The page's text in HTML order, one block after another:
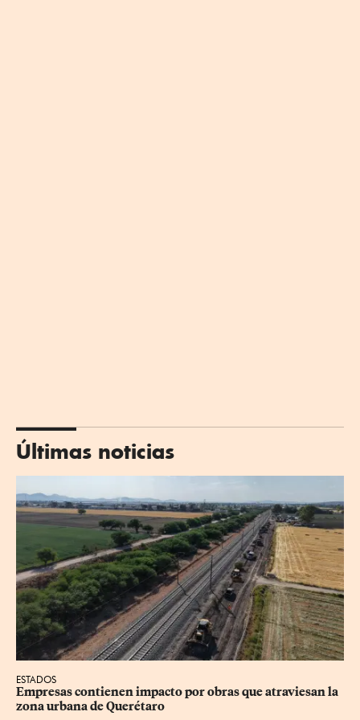
Últimas noticias
ESTADOS
Empresas contienen impacto por obras que atraviesan la
zona urbana de Querétaro